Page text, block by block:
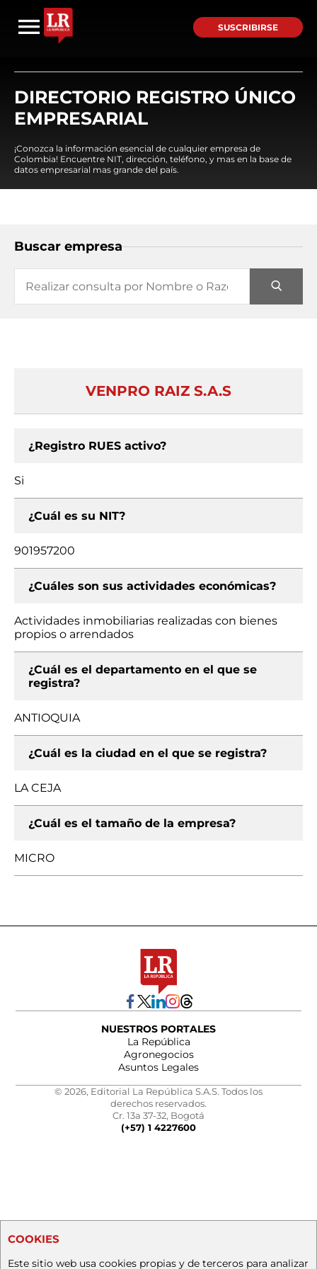
SUSCRIBIRSE
DIRECTORIO REGISTRO ÚNICO
EMPRESARIAL
¡Conozca la información esencial de cualquier empresa de
Colombia! Encuentre NIT, dirección, teléfono, y mas en la base de
datos empresarial mas grande del país.
Buscar empresa
VENPRO RAIZ S.A.S
¿Registro RUES activo?
Si
¿Cuál es su NIT?
901957200
¿Cuáles son sus actividades económicas?
Actividades inmobiliarias realizadas con bienes
propios o arrendados
¿Cuál es el departamento en el que se
registra?
ANTIOQUIA
¿Cuál es la ciudad en el que se registra?
LA CEJA
¿Cuál es el tamaño de la empresa?
MICRO
NUESTROS PORTALES
La República
Agronegocios
Asuntos Legales
© 2026, Editorial La República S.A.S. Todos los
derechos reservados.
Cr. 13a 37-32, Bogotá
(+57) 1 4227600
COOKIES
Este sitio web usa cookies propias y de terceros para analizar